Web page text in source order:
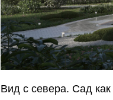
Вид с севера. Сад